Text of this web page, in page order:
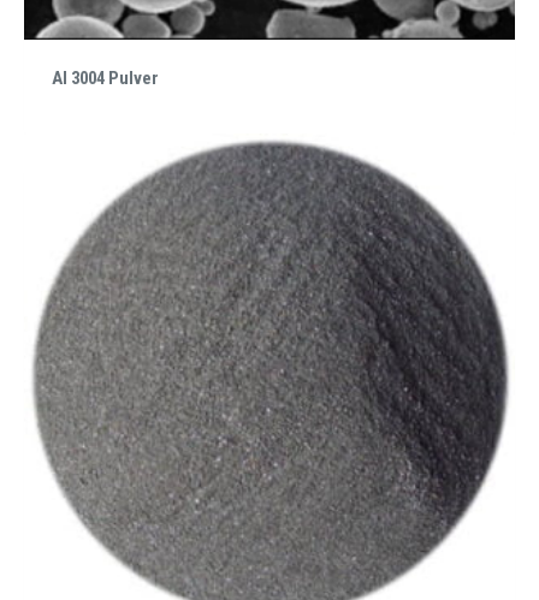
Al 3004 Pulver